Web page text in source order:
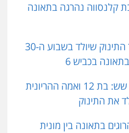
קלנסווה נהרגה בתאונה
22 אוקטובר – נפטר התינוק שיולד בשבוע ה-30
בכביש 6
19 אוקטובר – כביש שש: בת 12 ואמה ההריונית
את התינוק
בתאונה בין מונית